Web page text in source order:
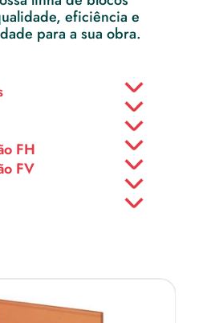
eficiência e
para a sua obra.
FH
FV